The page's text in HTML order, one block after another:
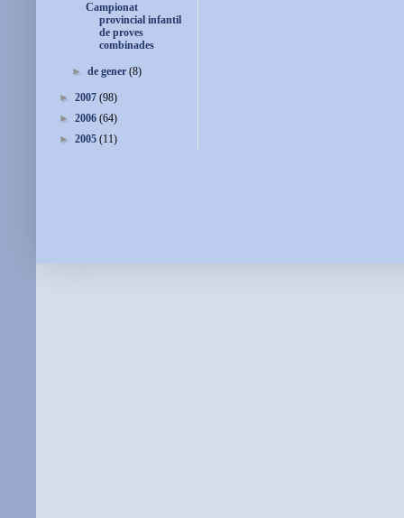
Campionat
provincial infantil
de proves
combinades
►de gener(8)
► 2007 (98)
► 2006 (64)
► 2005 (11)